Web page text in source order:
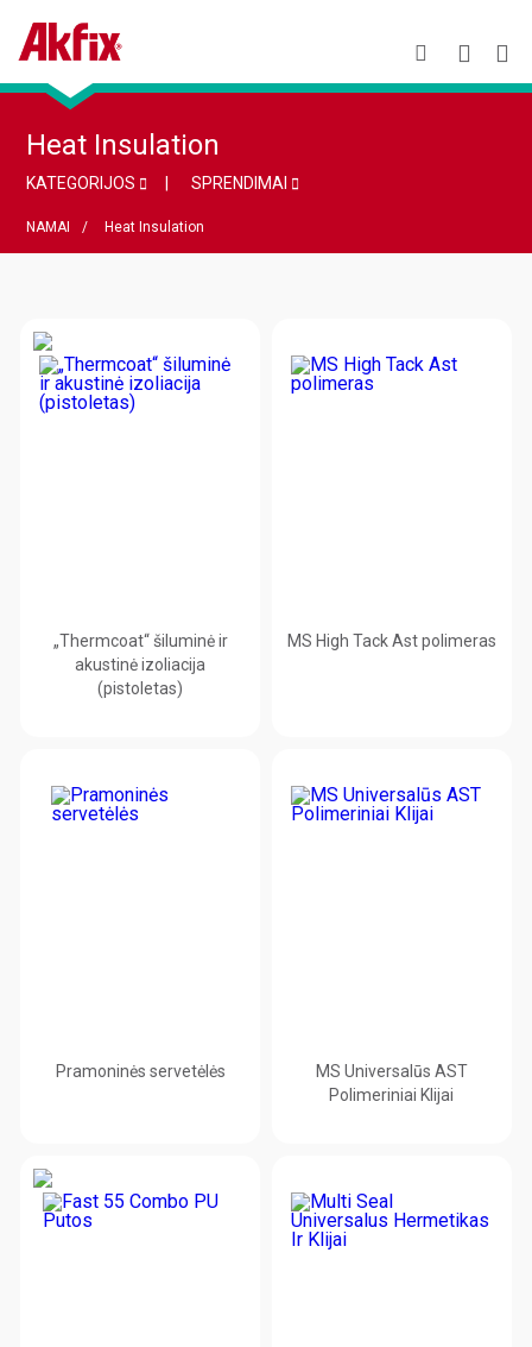
Heat Insulation
KATEGORIJOS SPRENDIMAI
NAMAI Heat Insulation
„Thermcoat“ šiluminė ir
akustinė izoliacija
(pistoletas)
MS High Tack Ast polimeras
Pramoninės servetėlės
MS Universalūs AST
Polimeriniai Klijai